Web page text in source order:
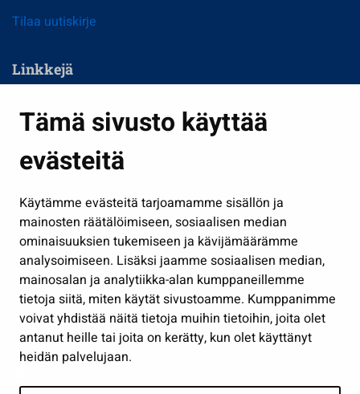
Tämä sivusto käyttää
evästeitä
Käytämme evästeitä tarjoamamme sisällön ja
mainosten räätälöimiseen, sosiaalisen median
ominaisuuksien tukemiseen ja kävijämäärämme
analysoimiseen. Lisäksi jaamme sosiaalisen median,
mainosalan ja analytiikka-alan kumppaneillemme
tietoja siitä, miten käytät sivustoamme. Kumppanimme
voivat yhdistää näitä tietoja muihin tietoihin, joita olet
antanut heille tai joita on kerätty, kun olet käyttänyt
heidän palvelujaan.
Tilaa uutiskirje
Linkkejä
Kasvatus ja opetus
Kulttuuri ja liikunta
Työ ja yrittäminen
Osallistu ja asioi
Näytä omat evästeasetukseni
Seuraa meitä